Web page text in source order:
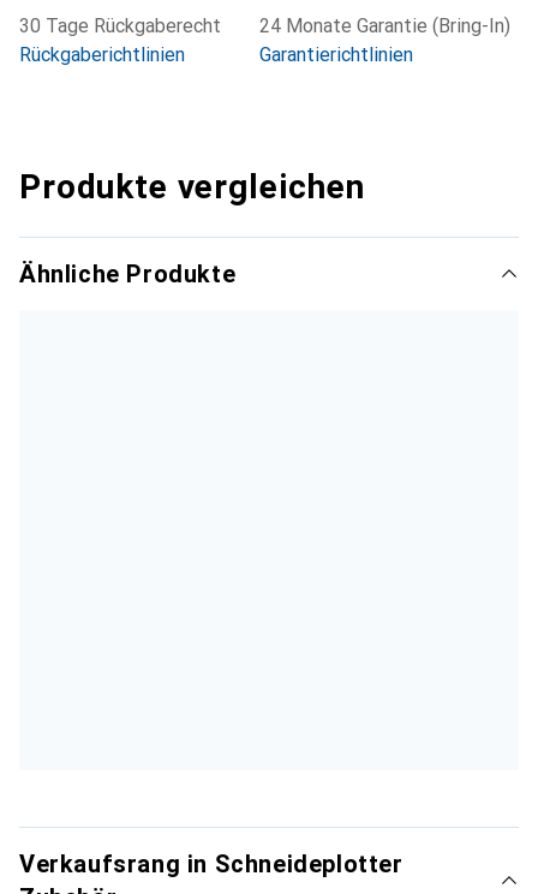
30 Tage Rückgaberecht
Rückgaberichtlinien
24 Monate Garantie (Bring-In)
Garantierichtlinien
Produkte vergleichen
Ähnliche Produkte
Verkaufsrang in Schneideplotter